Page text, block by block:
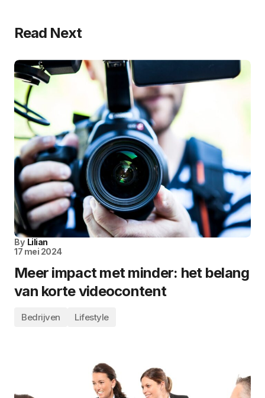
Read Next
By Lilian
17 mei 2024
Meer impact met minder: het belang
van korte videocontent
Bedrijven Lifestyle